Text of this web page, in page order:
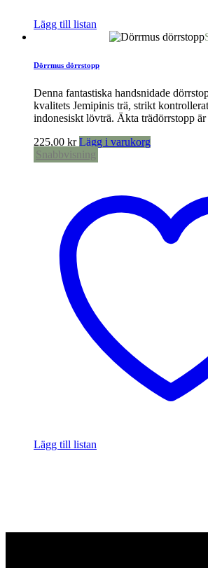
Lägg till listan
Dörrmus dörrstopp
Denna fantastiska handsnidade
kvalitets Jemipinis trä, strikt
indonesiskt lövträ. Äkta trädörrstopp
225,00 kr Lägg i varukorg
Snabbvisning
Lägg till listan